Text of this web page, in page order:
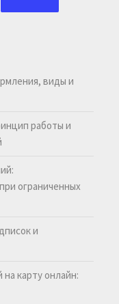
виды и
работы и
ограниченных
и
карту онлайн: